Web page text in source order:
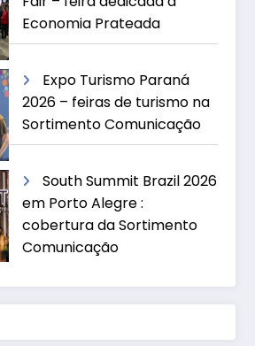
Economia Prateada
Expo Turismo Paraná
2026 – feiras de turismo na
Sortimento Comunicação
South Summit Brazil 2026
em Porto Alegre :
cobertura da Sortimento
Comunicação